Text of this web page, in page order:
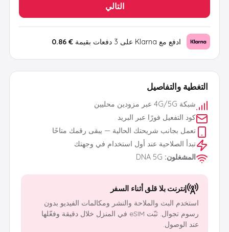
التغطية والتفاصيل
شبكة 4G/5G عبر مزودين محليين
كود التفعيل فورًا عبر البريد
تعمل بجانب شريحتك الحالية — يبقى رقمك متاحًا
تبدأ الصلاحية عند أول استخدام في وجهتك
المشغلون:
DNA 5G
إنترنت بلا قلق أثناء السفر
استخدم البث والملاحة والنشر ومكالمات الفيديو بدون
رسوم تجوال. ثبّت eSIM في المنزل خلال دقيقة وفعّلها
عند الوصول.
التالي
ادفع مع Klarna على 3 دفعات بقيمة € 0.86